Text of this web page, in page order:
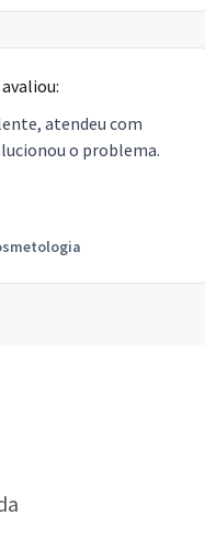
avaliou:
atendeu com
o problema.